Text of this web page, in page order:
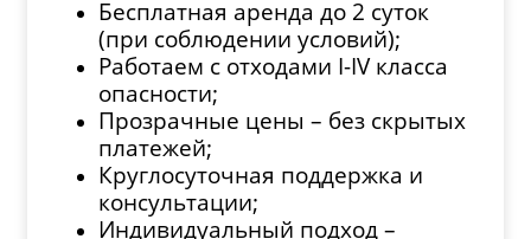
Бесплатная аренда до 2 суток
(при соблюдении условий);
Работаем с отходами I-IV класса
опасности;
Прозрачные цены – без скрытых
платежей;
Круглосуточная поддержка и
консультации;
Индивидуальный подход –